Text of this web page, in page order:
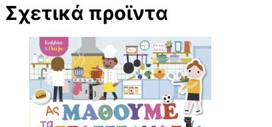
Σχετικά προϊντα